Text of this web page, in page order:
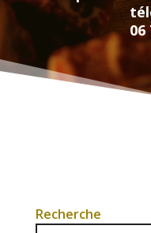
06
Recherche